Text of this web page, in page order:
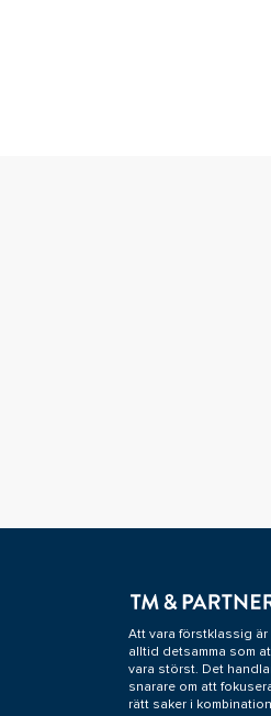
Att vara förstklassig är
alltid detsamma som
vara störst. Det
snarare om att
rätt saker i